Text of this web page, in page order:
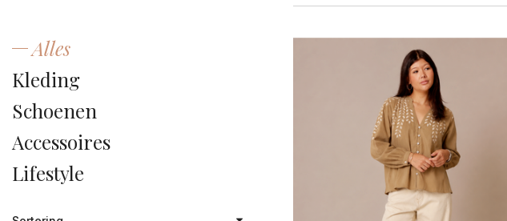
Beaumont
Berenice
Alles
Kleding
Schoenen
Accessoires
Lifestyle